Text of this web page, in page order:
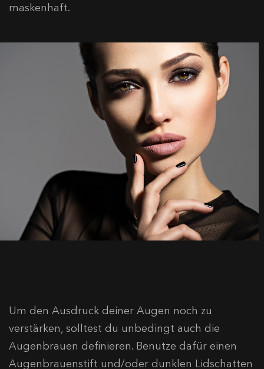
maskenhaft.
Um den Ausdruck deiner Augen noch zu
verstärken, solltest du unbedingt auch die
Augenbrauen definieren. Benutze dafür einen
Augenbrauenstift und/oder dunklen Lidschatten